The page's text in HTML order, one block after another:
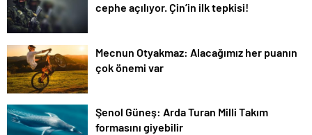
cephe açılıyor. Çin’in ilk tepkisi!
Mecnun Otyakmaz: Alacağımız her puanın
çok önemi var
Şenol Güneş: Arda Turan Milli Takım
formasını giyebilir